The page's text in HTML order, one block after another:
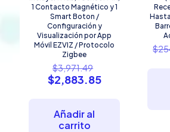
1 Contacto Magnético y 1
Smart Boton /
Configuración y
Visualización por App
Móvil EZVIZ / Protocolo
Zigbee
$3,971.49
precio
original
$2,883.85El
Añadir al
carrito
$